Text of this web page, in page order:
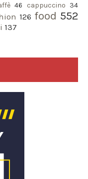
46 cappuccino 34
126 food 552
137